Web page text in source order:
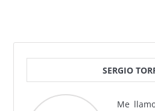
SERGIO
Me